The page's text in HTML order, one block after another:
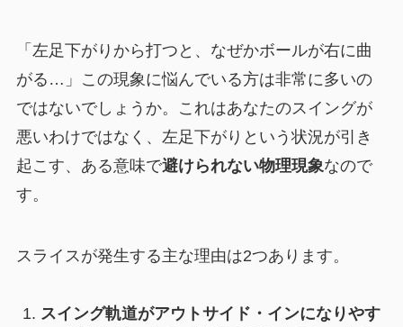
「左足下がりから打つと、なぜかボールが右に曲
がる…」この現象に悩んでいる方は非常に多いの
ではないでしょうか。これはあなたのスイングが
悪いわけではなく、左足下がりという状況が引き
起こす、ある意味で避けられない物理現象なので
す。
スライスが発生する主な理由は2つあります。
スイング軌道がアウトサイド・インになりやす